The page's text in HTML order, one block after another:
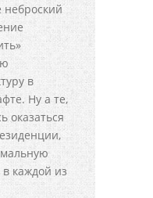
неброский
в
Ну а те,
оказаться
каждой из